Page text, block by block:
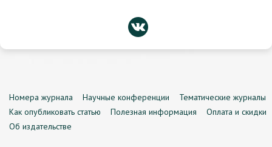
Номера журнала Научные конференции
Тематические журналы
Как опубликовать статью
Полезная информация
Оплата и скидки
Об издательстве